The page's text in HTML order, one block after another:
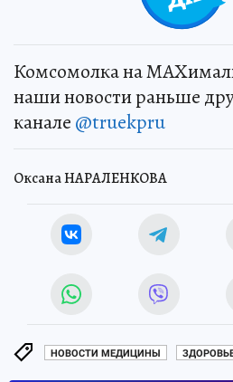
Комсомолка на
наши новости раньше
канале @truekpru
Оксана НАРАЛЕНКОВА
НОВОСТИ МЕДИЦИНЫ